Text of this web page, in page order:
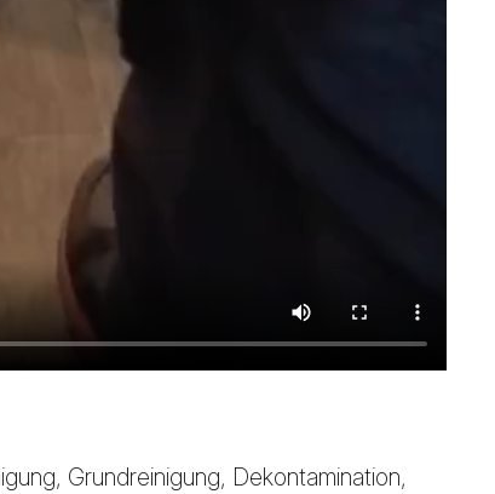
Grundreinigung, Dekontamination,